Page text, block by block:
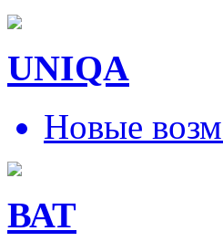
UNIQA
Новые
ВАТ